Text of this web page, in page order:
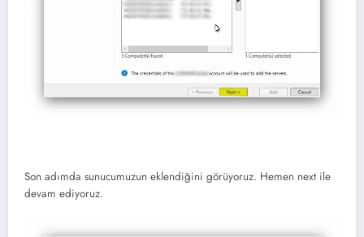
Son adımda sunucumuzun eklendiğini görüyoruz. Hemen next ile
devam ediyoruz.